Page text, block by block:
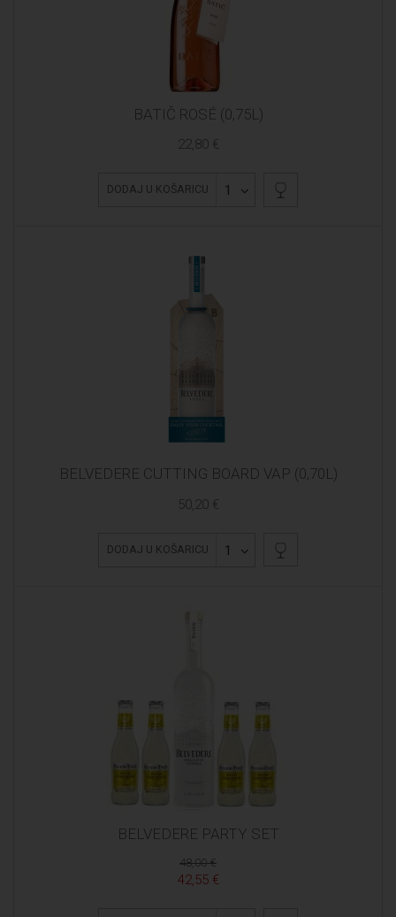
BATIČ ROSÉ (0,75L)
22,80 €
DODAJ U KOŠARICU 1
BELVEDERE CUTTING BOARD VAP (0,70L)
50,20 €
DODAJ U KOŠARICU 1
BELVEDERE PARTY SET
48,00 €
42,55 €